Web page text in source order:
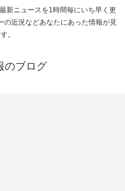
新ニュースを1時間毎にいち早く更
の近況などあなたにあった情報が見
。
のブログ